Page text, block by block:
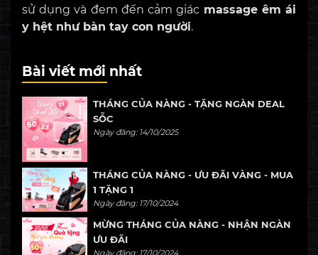
sử dụng và đem đến cảm giác massage êm ái
y hệt như bàn tay con người.
Bài viết mới nhất
THÁNG CỦA NÀNG - TẶNG NGÀN DEAL
SỖC
Ngày đăng: 14/10/2025
THÁNG CỦA NÀNG - ƯU ĐÃI VÀNG - MUA
1 TẶNG 1
Ngày đăng: 17/10/2024
MỪNG THÁNG CỦA NÀNG - NHẬN NGÀN
ƯU ĐÃI
Ngày đăng: 17/10/2024